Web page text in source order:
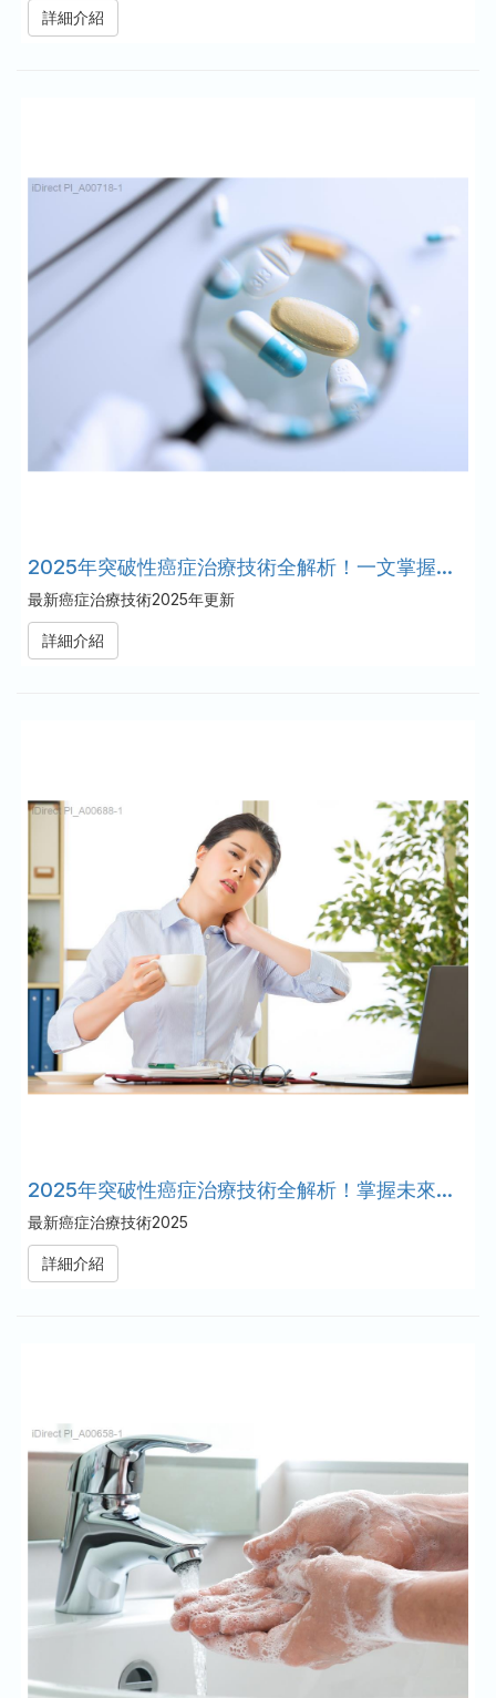
詳細介紹
2025年突破性癌症治療技術全解析！一文掌握未來治療新趨勢
最新癌症治療技術2025年更新
詳細介紹
2025年突破性癌症治療技術全解析！掌握未來醫療新趨勢
最新癌症治療技術2025
詳細介紹